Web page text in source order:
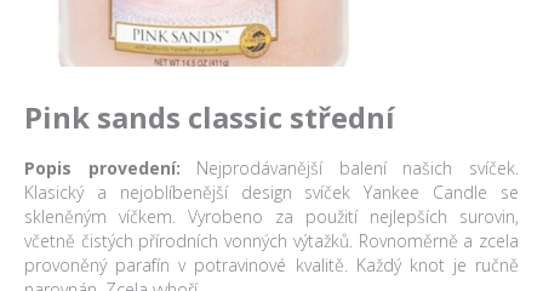
Pink sands classic střední
Popis provedení: Nejprodávanější balení našich svíček.
Klasický a nejoblíbenější design svíček Yankee Candle se
skleněným víčkem. Vyrobeno za použití nejlepších surovin,
včetně čistých přírodních vonných výtažků. Rovnoměrně a zcela
provoněný parafín v potravinové kvalitě. Každý knot je ručně